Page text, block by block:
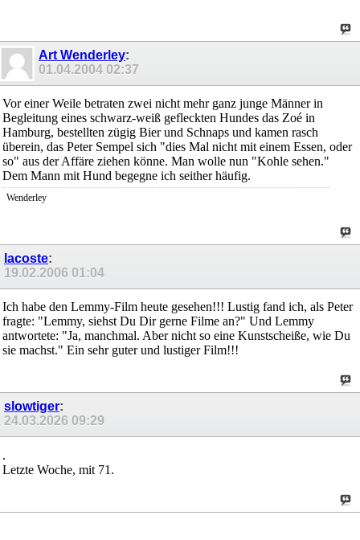
Art Wenderley:
01.04.2004 02:37
Vor einer Weile betraten zwei nicht mehr ganz junge Männer in
Begleitung eines schwarz-weiß gefleckten Hundes das Zoé in
Hamburg, bestellten zügig Bier und Schnaps und kamen rasch
überein, das Peter Sempel sich "dies Mal nicht mit einem Essen, oder
so" aus der Affäre ziehen könne. Man wolle nun "Kohle sehen."
Dem Mann mit Hund begegne ich seither häufig.
Wenderley
lacoste:
19.02.2006 01:04
Ich habe den Lemmy-Film heute gesehen!!! Lustig fand ich, als Peter
fragte: "Lemmy, siehst Du Dir gerne Filme an?" Und Lemmy
antwortete: "Ja, manchmal. Aber nicht so eine Kunstscheiße, wie Du
sie machst." Ein sehr guter und lustiger Film!!!
slowtiger:
24.03.2026 09:29
.
Letzte Woche, mit 71.